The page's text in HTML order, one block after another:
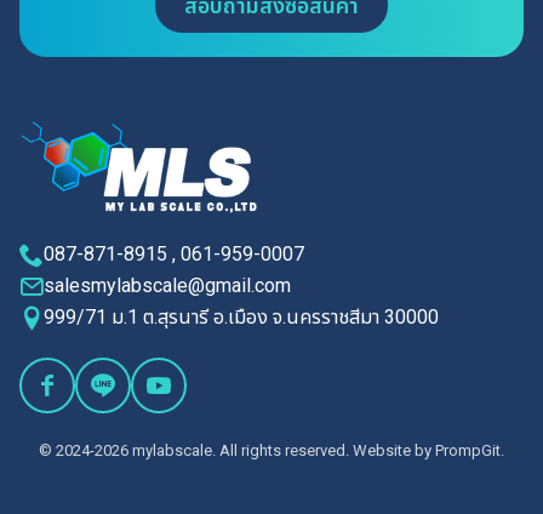
087-871-8915 , 061-959-0007
salesmylabscale@gmail.com
999/71 ม.1 ต.สุรนารี อ.เมือง จ.นครราชสีมา 30000
© 2024-2026 mylabscale. All rights reserved. Website by PrompGit.